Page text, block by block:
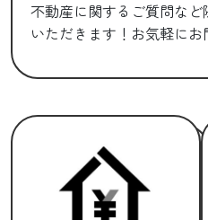
不動産に関するご質問な
いただきます！お気軽にお